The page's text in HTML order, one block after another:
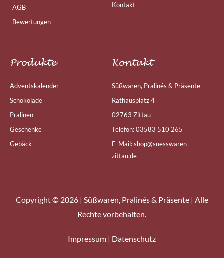
AGB
Bewertungen
Kontakt
Produkte
Adventskalender
Schokolade
Pralinen
Geschenke
Gebäck
Kontakt
Süßwaren, Pralinés & Präsente
Rathausplatz 4
02763 Zittau
Telefon: 03583 510 265
E-Mail: shop@suesswaren-
zittau.de
Copyright © 2026 | Süßwaren, Pralinés & Präsente | Alle
Rechte vorbehalten.
Impressum | Datenschutz